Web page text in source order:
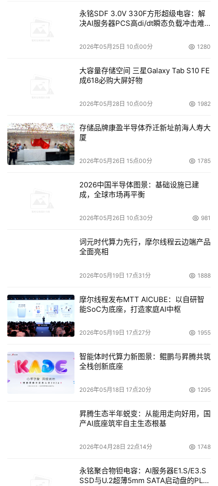
永铭SDF 3.0V 330F方形超级电容：解
决AI服务器PCS高di/dt瞬态负载冲击难
2026年05月25日 10点00分 1280
大容量存储空间 三星Galaxy Tab S10 FE
成618必购大屏好物
2026年05月28日 10点00分 1982
存储品牌康盈半导体乔迁新址前海人寿大
厦
2026年05月26日 15点00分 1785
2026中国半导体图景：基础设施已建
成，全球市场再平衡
2026年05月26日 10点30分 981
词元时代算力先行，摩尔线程云边端产品
全面亮相
2026年05月19日 17点31分 1888
摩尔线程发布MTT AICUBE：以自研智
能SoC为底座，打造家庭AI中枢
2026年05月19日 17点27分 1955
智能体时代算力新图景：鲲鹏与昇腾共筑
全栈创新底座
2026年05月18日 17点20分 1295
昇腾生态半年蜕变：从能用走向好用，国
产AI底座筑牢自主生态根基
2026年04月28日 22点14分 1748
永铭聚合物钽电容：AI服务器E1.S/E3.S
SSD与U.2超薄5mm SATA启动盘的PLP